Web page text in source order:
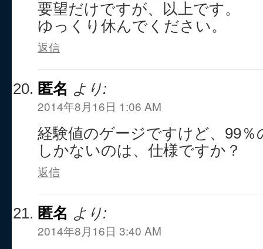
要望だけですが、以上です。
ゆっくり休んでください。
返信
匿名 より:
2014年8月16日 1:06 AM
経験値のゲージですけど、99％
しかないのは、仕様ですか？
返信
匿名 より:
2014年8月16日 3:40 AM